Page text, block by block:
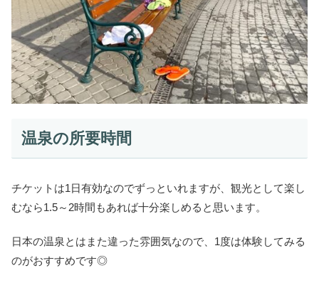
温泉の所要時間
チケットは1日有効なのでずっといれますが、観光として楽し
むなら1.5～2時間もあれば十分楽しめると思います。
日本の温泉とはまた違った雰囲気なので、1度は体験してみる
のがおすすめです◎